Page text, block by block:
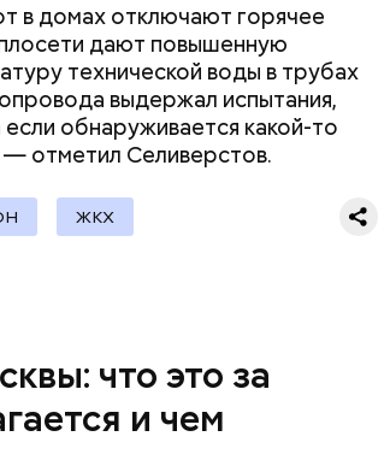
в домах отключают горячее
дают повышенную
технической воды в трубах
выдержал испытания,
обнаруживается какой-то
отметил Селиверстов.
ЖКХ
что это за
и чем